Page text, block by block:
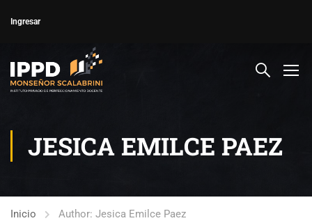
Ingresar
JESICA EMILCE PAEZ
Inicio Author: Jesica Emilce Paez